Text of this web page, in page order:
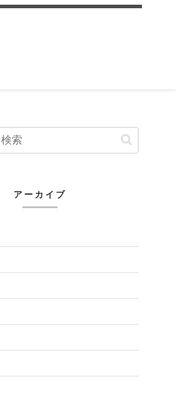
アーカイブ